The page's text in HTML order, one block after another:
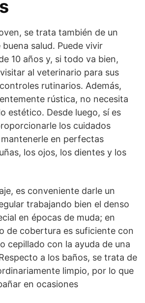
se trata también de un
salud. Puede vivir
10 años y, si todo va bien,
al veterinario para sus
rutinarios. Además,
rústica, no necesita
estético. Desde luego, sí es
los cuidados
en perfectas
los ojos, los dientes y los
es conveniente darle un
trabajando bien el denso
en épocas de muda; en
de co­bertura es suficiente con
cepillado con la ayuda de una
a los baños, se trata de
limpio, por lo que
en ocasiones